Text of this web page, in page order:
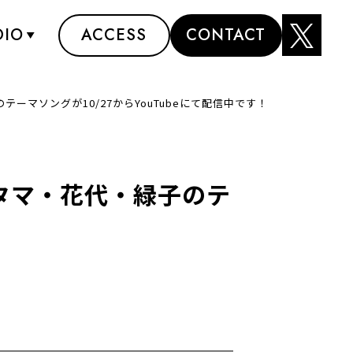
ACCESS CONTACT
ーマソングが10/27からYouTubeにて配信中です！
・花代・緑子のテ